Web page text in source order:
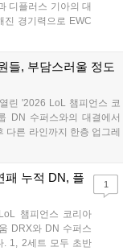
디플러스 기아의 대
진 경기력으로 EWC
디플러스 기아를
들, 부담스러울 정도
린 '2026 LoL 챔피언스 코
DN 수퍼스와의 대결에서
다른 라인까지 한층 업그레
달렸다. 경기 종료 후 기
패 누적 DN, 플
챔피언스 코리아
DRX와 DN 수퍼스
. 1, 2세트 모두 초반
1